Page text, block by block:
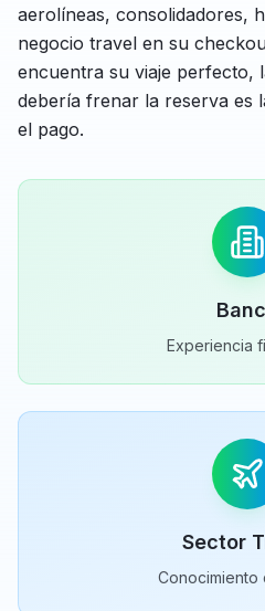
aerolíneas, consolidadores,
negocio travel en su
encuentra su viaje perfecto,
debería frenar la reserva es
el pago.
Experiencia
Sector
Conocimiento